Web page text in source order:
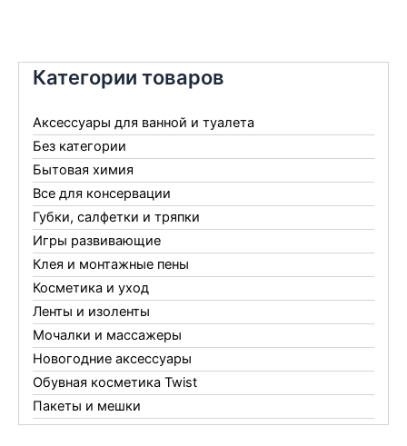
Категории товаров
Аксессуары для ванной и туалета
Без категории
Бытовая химия
Все для консервации
Губки, салфетки и тряпки
Игры развивающие
Клея и монтажные пены
Косметика и уход
Ленты и изоленты
Мочалки и массажеры
Новогодние аксессуары
Обувная косметика Twist
Пакеты и мешки
Перчатки